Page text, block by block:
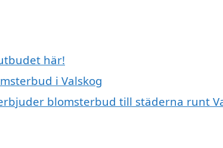
här!
i Valskog
blomsterbud till städerna runt